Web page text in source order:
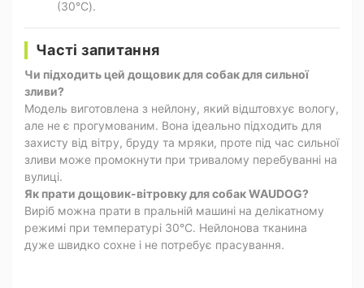
(30°C).
Часті запитання
Чи підходить цей дощовик для собак для сильної
зливи?
Модель виготовлена з нейлону, який відштовхує вологу,
але не є прогумованим. Вона ідеально підходить для
захисту від вітру, бруду та мряки, проте під час сильної
зливи може промокнути при тривалому перебуванні на
вулиці.
Як прати дощовик-вітровку для собак WAUDOG?
Виріб можна прати в пральній машині на делікатному
режимі при температурі 30°C. Нейлонова тканина
дуже швидко сохне і не потребує прасування.